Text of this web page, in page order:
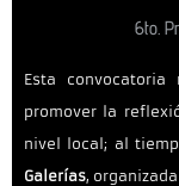
6to.
Esta
promover la
nivel local; al
Galerías,